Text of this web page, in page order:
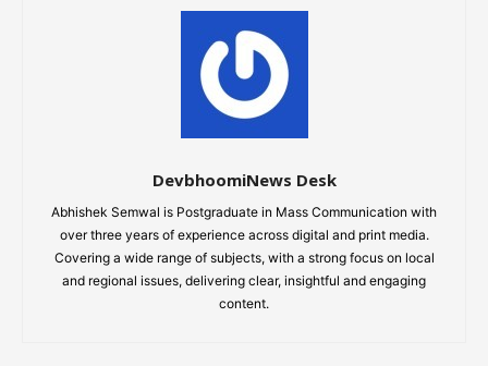
DevbhoomiNews Desk
Abhishek Semwal is Postgraduate in Mass Communication with
over three years of experience across digital and print media.
Covering a wide range of subjects, with a strong focus on local
and regional issues, delivering clear, insightful and engaging
content.